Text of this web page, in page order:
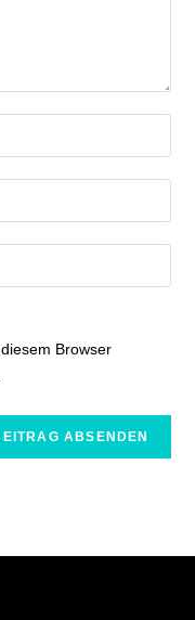
Browser